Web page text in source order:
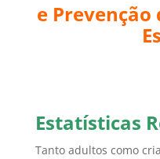
e Prevenção
Estatísticas
Tanto adultos como